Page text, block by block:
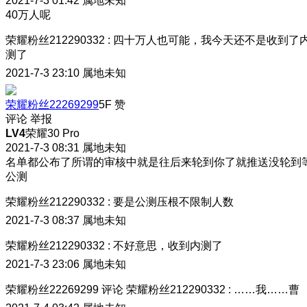
40万人呢
荣耀粉丝212290332 : 四十万人也可能，我今天还不是收到了
测了
2021-7-3 23:10 属地未知
荣耀粉丝222692995F 赞
评论 举报
LV4荣耀30 Pro
2021-7-3 08:31 属地未知
名单都公布了 所谓的审核中就是往后来轮到你了就推送没轮到
公测
荣耀粉丝212290332 : 要是公测压根不限制人数
2021-7-3 08:37 属地未知
荣耀粉丝212290332 : 不好意思，收到内测了
2021-7-3 23:06 属地未知
荣耀粉丝22269299 评论 荣耀粉丝212290332 : ……我……曹